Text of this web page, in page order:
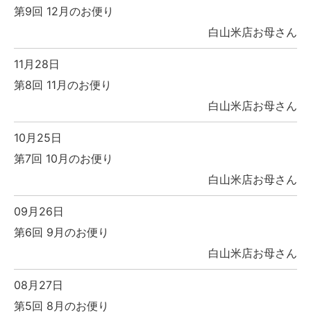
第9回 12月のお便り
白山米店お母さん
11月28日
第8回 11月のお便り
白山米店お母さん
10月25日
第7回 10月のお便り
白山米店お母さん
09月26日
第6回 9月のお便り
白山米店お母さん
08月27日
第5回 8月のお便り